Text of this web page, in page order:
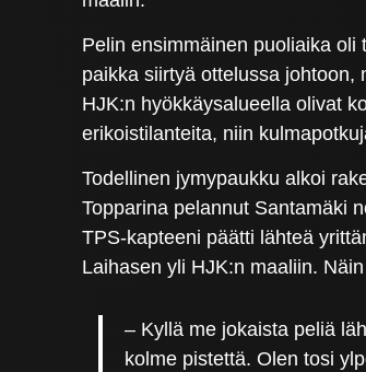
Pelin ensimmäinen puoliaika
paikka siirtyä ottelussa
HJK:n hyökkäysalueella olivat
erikoistilanteita, niin
Todellinen jymypaukku alkoi
Topparina pelannut Santamäki
TPS-kapteeni päätti lähteä
Laihasen yli HJK:n maaliin.
– Kyllä me jokaista peliä
kolme pistettä. Olen tosi